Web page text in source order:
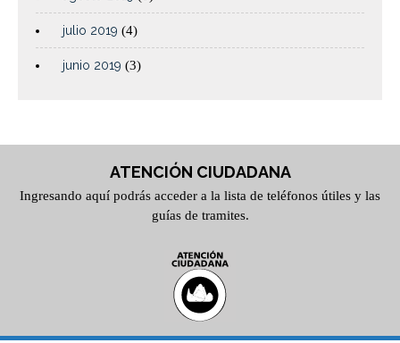
julio 2019 (4)
junio 2019 (3)
ATENCIÓN CIUDADANA
Ingresando aquí podrás acceder a la lista de teléfonos útiles y las
guías de tramites.